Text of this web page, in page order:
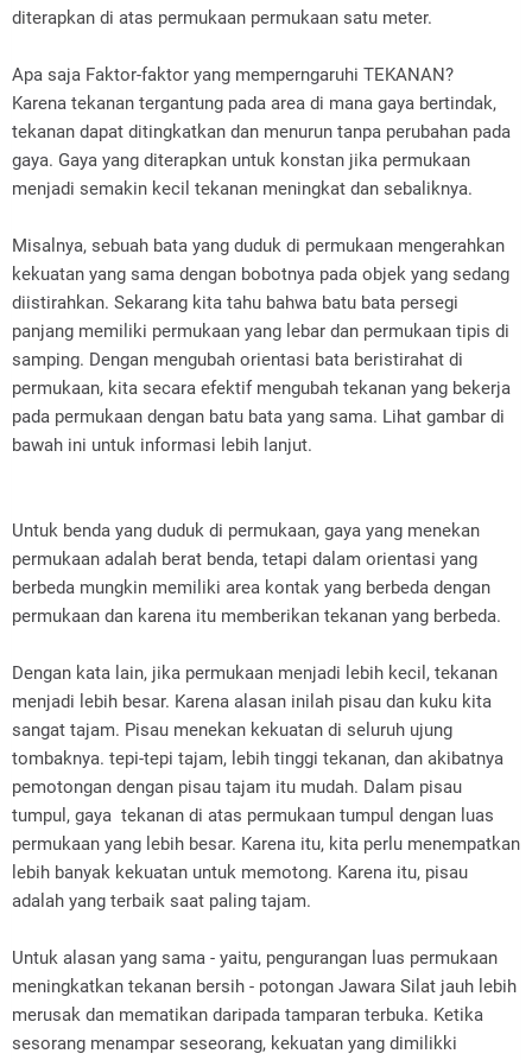
diterapkan di atas permukaan permukaan satu meter.
Apa saja Faktor-faktor yang memperngaruhi TEKANAN?
Karena tekanan tergantung pada area di mana gaya bertindak,
tekanan dapat ditingkatkan dan menurun tanpa perubahan pada
gaya. Gaya yang diterapkan untuk konstan jika permukaan
menjadi semakin kecil tekanan meningkat dan sebaliknya.
Misalnya, sebuah bata yang duduk di permukaan mengerahkan
kekuatan yang sama dengan bobotnya pada objek yang sedang
diistirahkan. Sekarang kita tahu bahwa batu bata persegi
panjang memiliki permukaan yang lebar dan permukaan tipis di
samping. Dengan mengubah orientasi bata beristirahat di
permukaan, kita secara efektif mengubah tekanan yang bekerja
pada permukaan dengan batu bata yang sama. Lihat gambar di
bawah ini untuk informasi lebih lanjut.
Untuk benda yang duduk di permukaan, gaya yang menekan
permukaan adalah berat benda, tetapi dalam orientasi yang
berbeda mungkin memiliki area kontak yang berbeda dengan
permukaan dan karena itu memberikan tekanan yang berbeda.
Dengan kata lain, jika permukaan menjadi lebih kecil, tekanan
menjadi lebih besar. Karena alasan inilah pisau dan kuku kita
sangat tajam. Pisau menekan kekuatan di seluruh ujung
tombaknya. tepi-tepi tajam, lebih tinggi tekanan, dan akibatnya
pemotongan dengan pisau tajam itu mudah. Dalam pisau
tumpul, gaya tekanan di atas permukaan tumpul dengan luas
permukaan yang lebih besar. Karena itu, kita perlu menempatkan
lebih banyak kekuatan untuk memotong. Karena itu, pisau
adalah yang terbaik saat paling tajam.
Untuk alasan yang sama - yaitu, pengurangan luas permukaan
meningkatkan tekanan bersih - potongan Jawara Silat jauh lebih
merusak dan mematikan daripada tamparan terbuka. Ketika
sesorang menampar seseorang, kekuatan yang dimilikki